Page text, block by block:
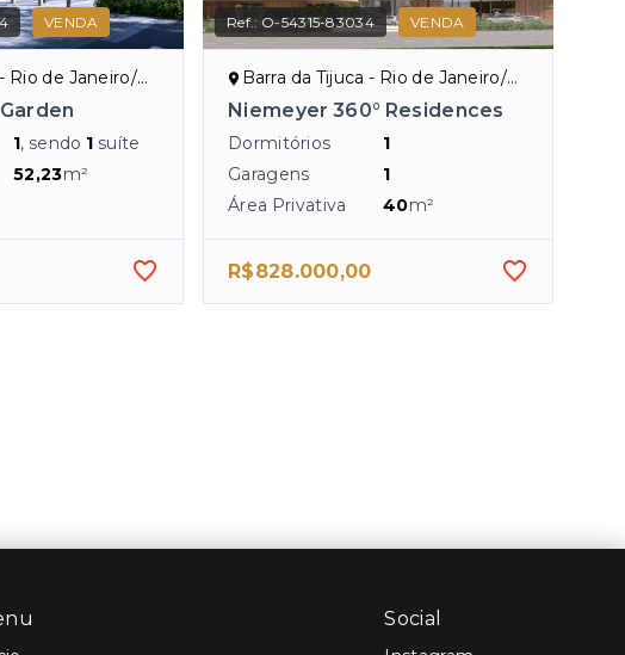
VENDA
de Janeiro/RJ
1, sendo 1 suíte
52,23m²
Ref.: O-54315-83034 VENDA
Barra da Tijuca - Rio de Janeiro/RJ
Niemeyer 360° Residences
Dormitórios
1
Garagens
1
Área Privativa
40m²
R$828.000,00
Social